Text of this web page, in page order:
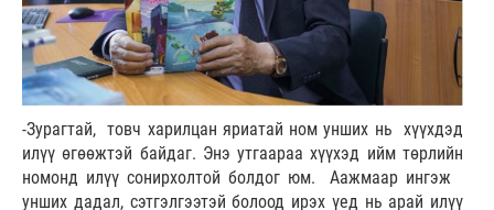
-Зурагтай, товч харилцан яриатай ном унших нь хүүхдэд
илүү өгөөжтэй байдаг. Энэ утгаараа хүүхэд ийм төрлийн
номонд илүү сонирхолтой болдог юм. Аажмаар ингэж
унших дадал, сэтгэлгээтэй болоод ирэх үед нь арай илүү